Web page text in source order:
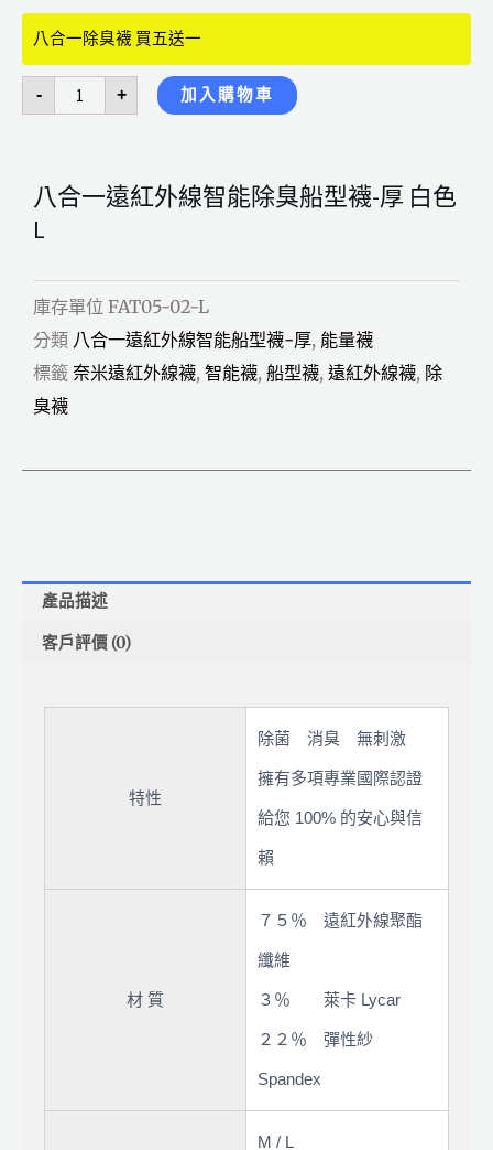
八合一除臭襪 買五送一
-
遠
紅
外
線
智
除
厚
白
+ 加入購物車
八合一遠紅外線智能除臭船型襪-厚 白色
L
庫存單位 FAT05-02-L
分類 八合一遠紅外線智能船型襪-厚, 能量襪
標籤 奈米遠紅外線襪, 智能襪, 船型襪, 遠紅外線襪, 除
臭襪
產品描述
客戶評價 (0)
特性
除菌 消臭 無刺激
擁有多項專業國際認證
給您 100% 的安心與信
賴
材 質
７５％ 遠紅外線聚酯
纖維
３％ 萊卡 Lycar
２２％ 彈性紗
Spandex
M / L